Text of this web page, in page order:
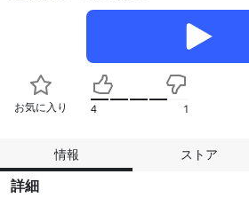
お気に入り 4 1
情報 ストア
詳細